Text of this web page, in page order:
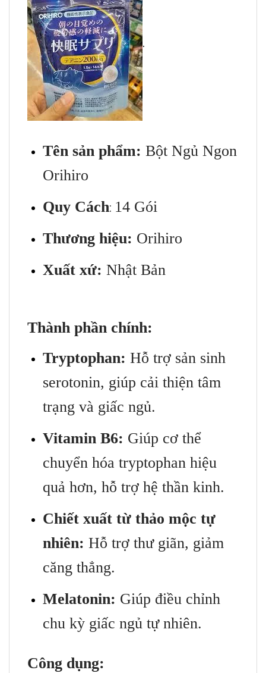
.
Tên sản phẩm: Bột Ngủ Ngon
Orihiro
Quy Cách: 14 Gói
Thương hiệu: Orihiro
Xuất xứ: Nhật Bản
Thành phần chính:
Tryptophan: Hỗ trợ sản sinh
serotonin, giúp cải thiện tâm
trạng và giấc ngủ.
Vitamin B6: Giúp cơ thể
chuyển hóa tryptophan hiệu
quả hơn, hỗ trợ hệ thần kinh.
Chiết xuất từ thảo mộc tự
nhiên: Hỗ trợ thư giãn, giảm
căng thẳng.
Melatonin: Giúp điều chỉnh
chu kỳ giấc ngủ tự nhiên.
Công dụng: